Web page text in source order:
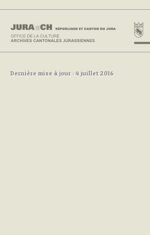
Dernière mise à jour : 4 juillet 2016